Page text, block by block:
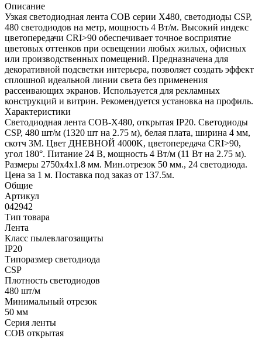
Описание
Узкая светодиодная лента COB серии X480, светодиоды CSP,
480 светодиодов на метр, мощность 4 Вт/м. Высокий индекс
цветопередачи CRI>90 обеспечивает точное восприятие
цветовых оттенков при освещении любых жилых, офисных
или производственных помещений. Предназначена для
декоративной подсветки интерьера, позволяет создать эффект
сплошной идеальной линии света без применения
рассеивающих экранов. Используется для рекламных
конструкций и витрин. Рекомендуется установка на профиль.
Характеристики
Светодиодная лента COB-X480, открытая IP20. Светодиоды
CSP, 480 шт/м (1320 шт на 2.75 м), белая плата, ширина 4 мм,
скотч 3М. Цвет ДНЕВНОЙ 4000K, цветопередача CRI>90,
угол 180°. Питание 24 В, мощность 4 Вт/м (11 Вт на 2.75 м).
Размеры 2750х4х1.8 мм. Мин.отрезок 50 мм., 24 светодиода.
Цена за 1 м. Поставка под заказ от 137.5м.
Общие
Артикул
042942
Тип товара
Лента
Класс пылевлагозащиты
IP20
Типоразмер светодиода
CSP
Плотность светодиодов
480 шт/м
Минимальный отрезок
50 мм
Серия ленты
COB открытая